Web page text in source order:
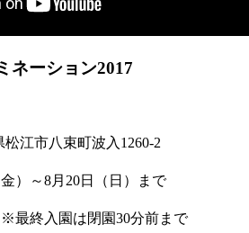
ネーション2017
松江市八束町波入1260-2
）～8月20日（日）まで
※最終入園は閉園30分前まで